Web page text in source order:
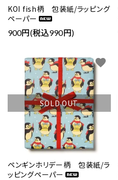
KOI fish柄 包装紙/ラッピング
ペーパー
900円(税込990円)
SOLD OUT
ペンギンホリデー柄 包装紙/ラ
ッピングペーパー
favorite